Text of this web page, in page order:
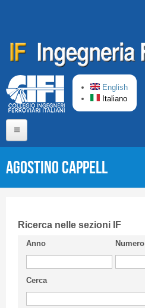
English
Italiano
CIFI in breve
Linee Guida
Privacy Policy
Agostino CAPPELL
Ricerca nelle sezioni IF
Anno Numero
Cerca